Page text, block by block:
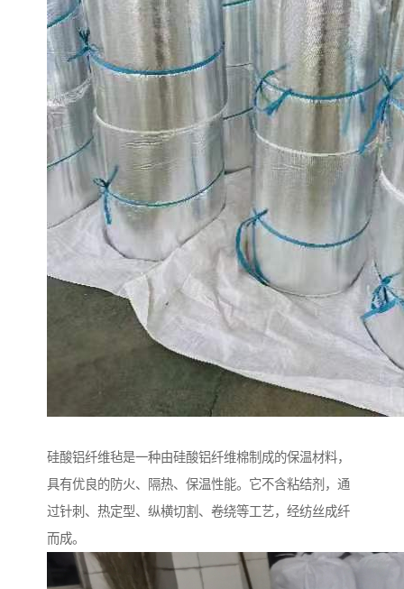
硅酸铝纤维毡是一种由硅酸铝纤维棉制成的保温材料，
具有优良的防火、隔热、保温性能。它不含粘结剂，通
过针刺、热定型、纵横切割、卷绕等工艺，经纺丝成纤
而成。